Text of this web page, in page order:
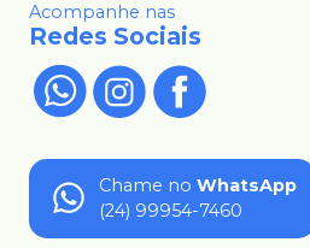
Acompanhe nas
Redes Sociais
Chame no WhatsApp
(24) 99954-7460